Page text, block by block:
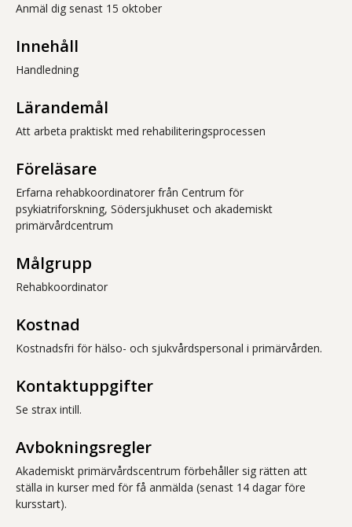
Anmäl dig senast 15 oktober
Innehåll
Handledning
Lärandemål
Att arbeta praktiskt med rehabiliteringsprocessen
Föreläsare
Erfarna rehabkoordinatorer från Centrum för
psykiatriforskning, Södersjukhuset och akademiskt
primärvårdcentrum
Målgrupp
Rehabkoordinator
Kostnad
Kostnadsfri för hälso- och sjukvårdspersonal i primärvården.
Kontaktuppgifter
Se strax intill.
Avbokningsregler
Akademiskt primärvårdscentrum förbehåller sig rätten att
ställa in kurser med för få anmälda (senast 14 dagar före
kursstart).